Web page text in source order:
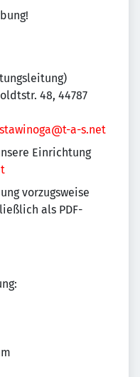
48, 44787
a-s.net
Einrichtung
vorzugsweise
als PDF-